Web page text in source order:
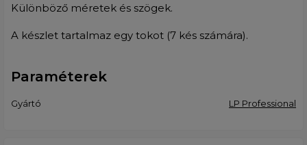
Különböző méretek és szögek.
A készlet tartalmaz egy tokot (7 kés számára).
Paraméterek
Gyártó LP Professional